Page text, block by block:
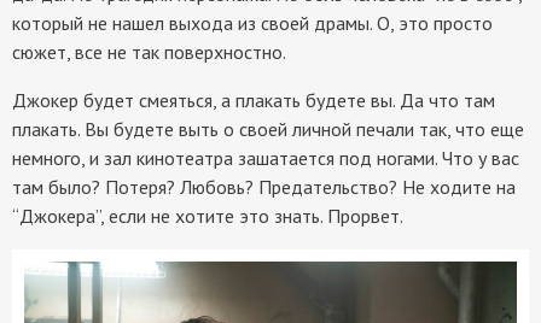
который не нашел выхода из своей драмы. О, это просто
сюжет, все не так поверхностно.
Джокер будет смеяться, а плакать будете вы. Да что там
плакать. Вы будете выть о своей личной печали так, что еще
немного, и зал кинотеатра зашатается под ногами. Что у вас
там было? Потеря? Любовь? Предательство? Не ходите на
“Джокера”, если не хотите это знать. Прорвет.